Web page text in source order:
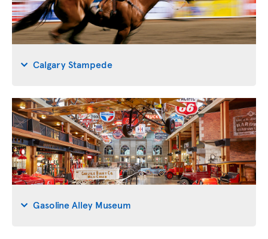
Calgary Stampede
Gasoline Alley Museum